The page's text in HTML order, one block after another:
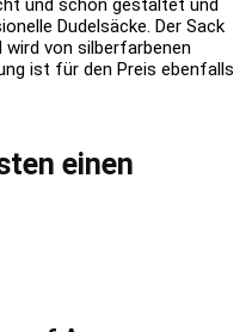
und schön gestaltet und
Dudelsäcke. Der Sack
von silberfarbenen
ist für den Preis ebenfalls
einen